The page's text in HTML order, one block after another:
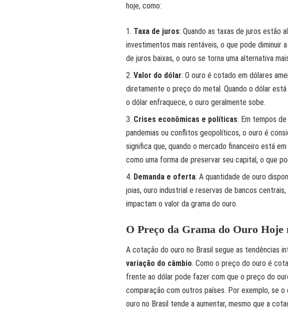
hoje, como:
Taxa de juros: Quando as taxas de juros estão
investimentos mais rentáveis, o que pode diminuir
de juros baixas, o ouro se torna uma alternativa
Valor do dólar: O ouro é cotado em dólares
diretamente o preço do metal. Quando o dólar
o dólar enfraquece, o ouro geralmente sobe.
Crises econômicas e políticas: Em tempos
pandemias ou conflitos geopolíticos, o ouro é
significa que, quando o mercado financeiro está
como uma forma de preservar seu capital, o que
Demanda e oferta: A quantidade de ouro
joias, ouro industrial e reservas de bancos
impactam o valor da grama do ouro.
O Preço da Grama do Ouro Hoje
A cotação do ouro no Brasil segue as tendências
variação do câmbio. Como o preço do ouro é
frente ao dólar pode fazer com que o preço do
comparação com outros países. Por exemplo, se
ouro no Brasil tende a aumentar, mesmo que a